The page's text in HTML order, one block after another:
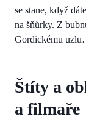
se stane, když
na šňůrky. Z
Gordickému
Štíty a
a filmaře